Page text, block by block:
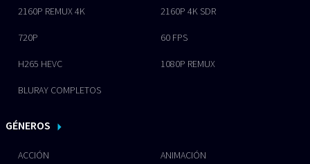
2160P REMUX 4K 2160P 4K SDR
720P 60 FPS
H265 HEVC 1080P REMUX
BLURAY COMPLETOS
GÉNEROS
ACCIÓN ANIMACIÓN